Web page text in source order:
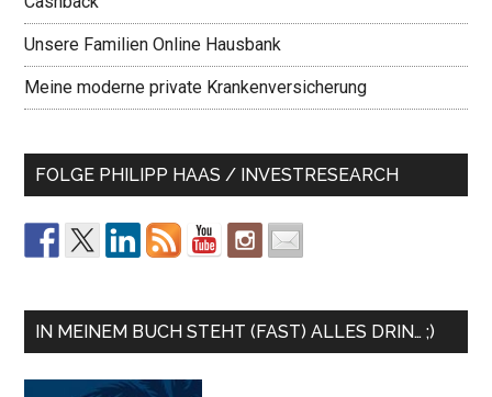
Unsere Familien Online Hausbank
Meine moderne private Krankenversicherung
FOLGE PHILIPP HAAS / INVESTRESEARCH
IN MEINEM BUCH STEHT (FAST) ALLES DRIN… ;)